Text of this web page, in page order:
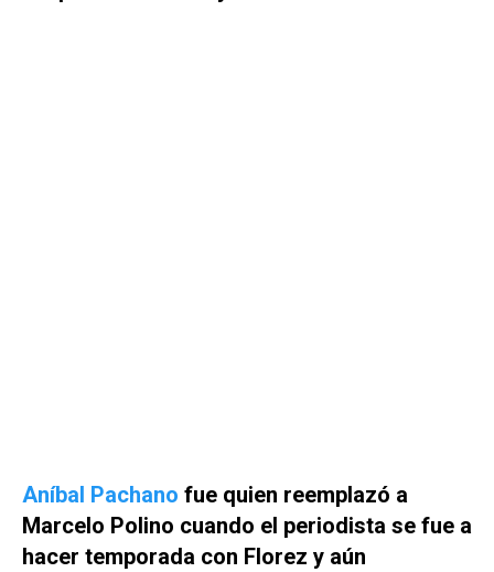
Aníbal Pachano fue quien reemplazó a
Marcelo Polino cuando el periodista se fue a
hacer temporada con Florez y aún